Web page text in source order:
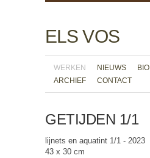
ELS VOS
WERKEN NIEUWS BIO
ARCHIEF
CONTACT
GETIJDEN 1/1
lijnets en aquatint 1/1 - 2023
43 x 30 cm